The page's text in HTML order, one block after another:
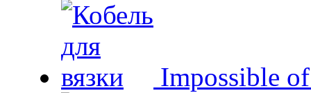
Impossible